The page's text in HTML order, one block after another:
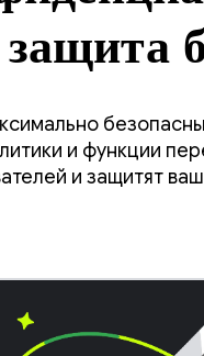
и функции
и защитят